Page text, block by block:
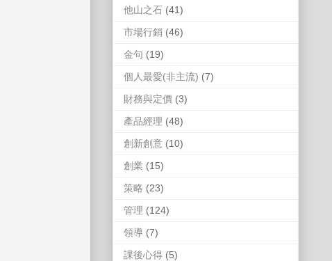
他山之石 (41)
市場行銷 (46)
金句 (19)
個人最愛(非主流) (7)
財務與定價 (3)
產品經理 (48)
創新創意 (10)
創業 (15)
策略 (23)
管理 (124)
領導 (7)
課後心得 (5)